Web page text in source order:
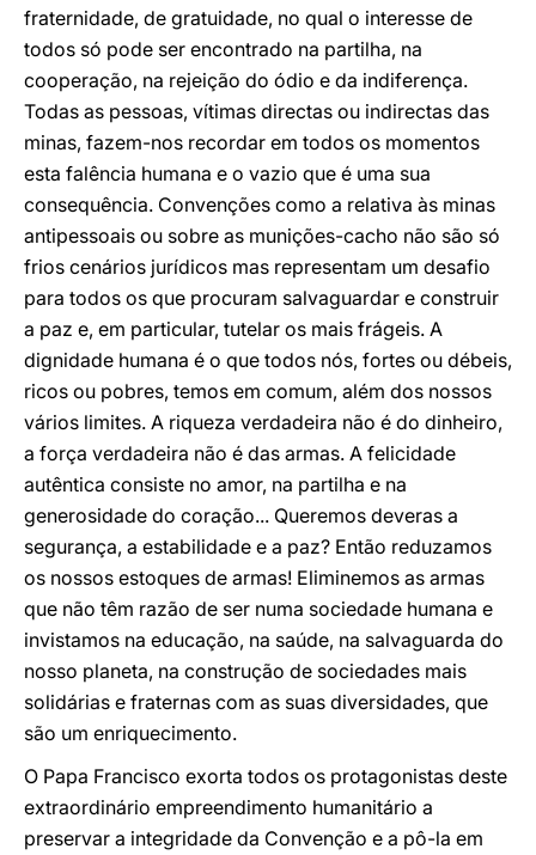
fraternidade, de gratuidade, no qual o interesse de
todos só pode ser encontrado na partilha, na
cooperação, na rejeição do ódio e da indiferença.
Todas as pessoas, vítimas directas ou indirectas das
minas, fazem-nos recordar em todos os momentos
esta falência humana e o vazio que é uma sua
consequência. Convenções como a relativa às minas
antipessoais ou sobre as munições-cacho não são só
frios cenários jurídicos mas representam um desafio
para todos os que procuram salvaguardar e construir
a paz e, em particular, tutelar os mais frágeis. A
dignidade humana é o que todos nós, fortes ou débeis,
ricos ou pobres, temos em comum, além dos nossos
vários limites. A riqueza verdadeira não é do dinheiro,
a força verdadeira não é das armas. A felicidade
autêntica consiste no amor, na partilha e na
generosidade do coração... Queremos deveras a
segurança, a estabilidade e a paz? Então reduzamos
os nossos estoques de armas! Eliminemos as armas
que não têm razão de ser numa sociedade humana e
invistamos na educação, na saúde, na salvaguarda do
nosso planeta, na construção de sociedades mais
solidárias e fraternas com as suas diversidades, que
são um enriquecimento.
O Papa Francisco exorta todos os protagonistas deste
extraordinário empreendimento humanitário a
preservar a integridade da Convenção e a pô-la em